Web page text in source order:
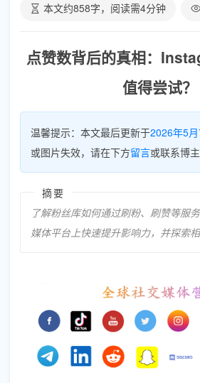
本文约858字，阅读需4分钟
点赞数背后的真相：
值得尝试？
温馨提示：本文最后更新于2026年5
或图片失效，请在下方留言或联系博主
摘要
了解粉丝库如何通过刷粉、刷赞等服
媒体平台上快速提升影响力，并探索相